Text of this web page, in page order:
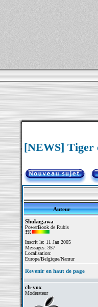
[NEWS] Tiger
Auteur
Shukugawa
PowerBook de Rubis
Inscrit le: 11 Jan 2005
Messages: 357
Localisation:
Europe/Belgique/Namur
Revenir en haut de page
ch-vox
Modérateur